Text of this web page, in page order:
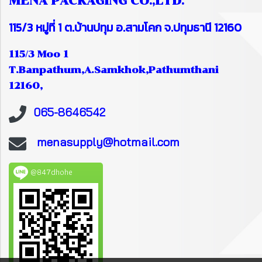
115/3 หมู่ที่ 1 ต.บ้านปทุม อ.สามโคก จ.ปทุมธานี 12160
115/3 Moo 1
T.Banpathum,A.Samkhok,Pathumthani
12160,
065-8646542
menasupply@hotmail.com
@847dhohe